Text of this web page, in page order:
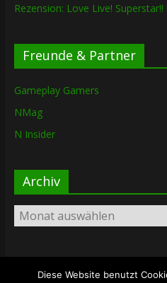
Rezension: Love Live! Superstar!!
Freunde & Partner
Gameplay Gamers
NMag
N Insider
Archiv
Archiv
Diese Website benutzt